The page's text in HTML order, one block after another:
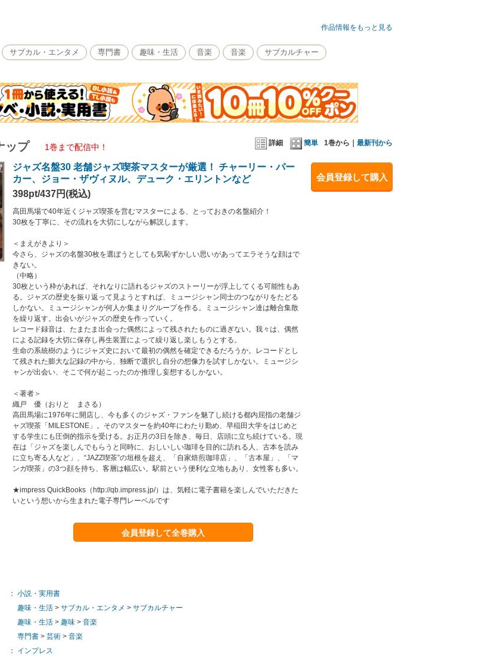
、それなりに語れるジャズのストーリーが浮上してくる可能性もある。ジャズの歴史を振り返って見ようとすれば、ミュ
がりをたどるしかない。ミュージシャンが何人か集まりグループを作る。ミュージシャン達は離合集散を繰り返す。出会
ジャズ史において最初の偶然を確定できるだろうか。レコードとして残された膨大な記録の中から、独断で選択し自分の
。ミュージシャンが出会い、そこで何が起こったのか推理し妄想するしかない。
さる）
大学をはじめとする学生にも圧倒的指示を受ける。お正月の3日を除き、毎日、店頭に立ち続けている。現在は「ジャズ
時に、おしいしい珈琲を目的に訪れる人、古本を読みに立ち寄る人など」、“JAZZ喫茶”の垣根を超え、「自家焙煎珈琲
マンガ喫茶」の3つ顔を持ち、客層は幅広い。駅前という便利な立地もあり、女性客も多い。
（http://qb.impress.jp/）は、気軽に電子書籍を楽しんでいただきたいという想いから生まれた電子専門レーベルです
作品情報をもっと見る
サブカル・エンタメ 専門書 趣味・生活 音楽 音楽 サブカルチャー
詳細 簡単 1巻から｜ 最新刊から
ップ 1巻まで配信中！
会員登録して購入
ジャズ名盤30 老舗ジャズ喫茶マスターが厳選！ チャーリー・パー
カー、ジョー・ザヴィヌル、デューク・エリントンなど
398pt/437円(税込)
高田馬場で40年近くジャズ喫茶を営むマスターによる、とっておきの名盤紹介！
30枚を丁寧に、その流れを大切にしながら解説します。
＜まえがきより＞
今さら、ジャズの名盤30枚を選ぼうとしても気恥ずかしい思いがあってエラそうな顔はで
きない。
（中略）
30枚という枠があれば、それなりに語れるジャズのストーリーが浮上してくる可能性もあ
る。ジャズの歴史を振り返って見ようとすれば、ミュージシャン同士のつながりをたどる
しかない。ミュージシャンが何人か集まりグループを作る。ミュージシャン達は離合集散
を繰り返す。出会いがジャズの歴史を作っていく。
レコード録音は、たまたま出会った偶然によって残されたものに過ぎない。我々は、偶然
による記録を大切に保存し再生装置によって繰り返し楽しもうとする。
生命の系統樹のようにジャズ史において最初の偶然を確定できるだろうか。レコードとし
て残された膨大な記録の中から、独断で選択し自分の想像力を試すしかない。ミュージシ
ャンが出会い、そこで何が起こったのか推理し妄想するしかない。
＜著者＞
織戸 優（おりと まさる）
高田馬場に1976年に開店し、今も多くのジャズ・ファンを魅了し続ける都内屈指の老舗ジ
ャズ喫茶「MILESTONE」。そのマスターを約40年にわたり勤め、早稲田大学をはじめと
する学生にも圧倒的指示を受ける。お正月の3日を除き、毎日、店頭に立ち続けている。現
在は「ジャズを楽しんでもらうと同時に、おしいしい珈琲を目的に訪れる人、古本を読み
に立ち寄る人など」、“JAZZ喫茶”の垣根を超え、「自家焙煎珈琲店」、「古本屋」、「マ
ンガ喫茶」の3つ顔を持ち、客層は幅広い。駅前という便利な立地もあり、女性客も多い。
★impress QuickBooks（http://qb.impress.jp/）は、気軽に電子書籍を楽しんでいただきた
いという想いから生まれた電子専門レーベルです
会員登録して全巻購入
： 小説・実用書
趣味・生活 > サブカル・エンタメ > サブカルチャー
趣味・生活 > 趣味 > 音楽
専門書 > 芸術 > 音楽
：
インプレス